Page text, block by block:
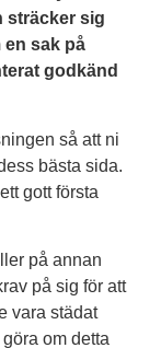
sträcker sig
en sak på
godkänd
så att ni
bästa sida.
gott första
på annan
på sig för att
vara städat
om detta